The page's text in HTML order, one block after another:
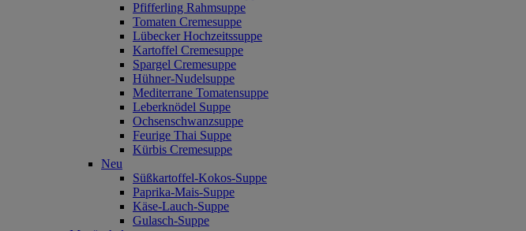
Pfifferling Rahmsuppe
Tomaten Cremesuppe
Lübecker Hochzeitssuppe
Kartoffel Cremesuppe
Spargel Cremesuppe
Hühner-Nudelsuppe
Mediterrane Tomatensuppe
Leberknödel Suppe
Ochsenschwanzsuppe
Feurige Thai Suppe
Kürbis Cremesuppe
Neu
Süßkartoffel‐Kokos‐Suppe
Paprika‐Mais‐Suppe
Käse‐Lauch‐Suppe
Gulasch‐Suppe